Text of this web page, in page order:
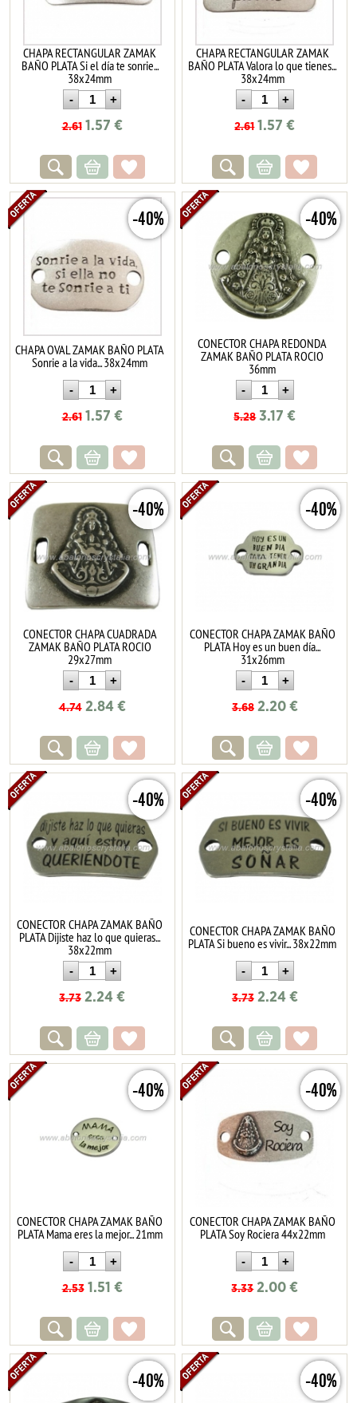
CHAPA RECTANGULAR ZAMAK
BAÑO PLATA Si el día te sonrie...
38x24mm
2.61 1.57 €
CHAPA RECTANGULAR ZAMAK
BAÑO PLATA Valora lo que tienes...
38x24mm
2.61 1.57 €
-40%
CHAPA OVAL ZAMAK BAÑO PLATA
Sonrie a la vida... 38x24mm
2.61 1.57 €
-40%
CONECTOR CHAPA REDONDA
ZAMAK BAÑO PLATA ROCIO
36mm
5.28 3.17 €
-40%
CONECTOR CHAPA CUADRADA
ZAMAK BAÑO PLATA ROCIO
29x27mm
4.74 2.84€
-40%
CONECTOR CHAPA ZAMAK BAÑO
PLATA Hoy es un buen día...
31x26mm
3.68 2.20€
-40%
CONECTOR CHAPA ZAMAK BAÑO
PLATA Dijiste haz lo que quieras...
38x22mm
3.73 2.24 €
-40%
CONECTOR CHAPA ZAMAK BAÑO
PLATA Si bueno es vivir... 38x22mm
3.73 2.24€
-40%
CONECTOR CHAPA ZAMAK BAÑO
PLATA Mama eres la mejor... 21mm
2.53 1.51 €
-40%
CONECTOR CHAPA ZAMAK BAÑO
PLATA Soy Rociera 44x22mm
3.33 2.00 €
-40% -40%